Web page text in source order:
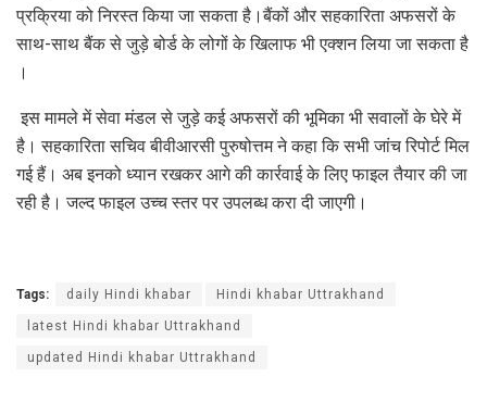
प्रक्रिया को निरस्त किया जा सकता है।बैंकों और सहकारिता अफसरों के
साथ-साथ बैंक से जुड़े बोर्ड के लोगों के खिलाफ भी एक्शन लिया जा सकता है
।
इस मामले में सेवा मंडल से जुड़े कई अफसरों की भूमिका भी सवालों के घेरे में
है। सहकारिता सचिव बीवीआरसी पुरुषोत्तम ने कहा कि सभी जांच रिपोर्ट मिल
गई हैं। अब इनको ध्यान रखकर आगे की कार्रवाई के लिए फाइल तैयार की जा
रही है। जल्द फाइल उच्च स्तर पर उपलब्ध करा दी जाएगी।
Tags: daily Hindi khabar Hindi khabar Uttrakhand
latest Hindi khabar Uttrakhand
updated Hindi khabar Uttrakhand